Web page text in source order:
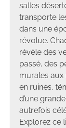
salles
transporte
dans une
révolue.
révèle des
passé, des
murales aux
en ruines,
d’une
autrefois
Explorez ce